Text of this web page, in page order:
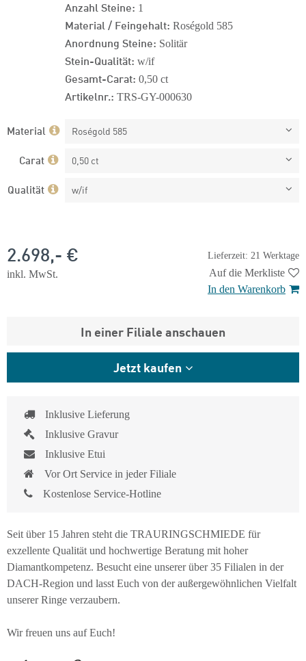
Anzahl Steine: 1
Material / Feingehalt: Roségold 585
Anordnung Steine: Solitär
Stein-Qualität: w/if
Gesamt-Carat: 0,50 ct
Artikelnr.: TRS-GY-000630
Material Roségold 585
Carat 0,50 ct
Qualität w/if
Lieferzeit: 21 Werktage
2.698,- €
inkl. MwSt.
Auf die Merkliste
In den Warenkorb
In einer Filiale anschauen
Jetzt kaufen
Inklusive Lieferung
Inklusive Gravur
Inklusive Etui
Vor Ort Service in jeder Filiale
Kostenlose Service-Hotline
Seit über 15 Jahren steht die TRAURINGSCHMIEDE für
exzellente Qualität und hochwertige Beratung mit hoher
Diamantkompetenz. Besucht eine unserer über 35 Filialen in der
DACH-Region und lasst Euch von der außergewöhnlichen Vielfalt
unserer Ringe verzaubern.
Wir freuen uns auf Euch!